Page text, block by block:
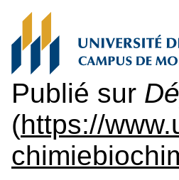
Publié sur
(https://